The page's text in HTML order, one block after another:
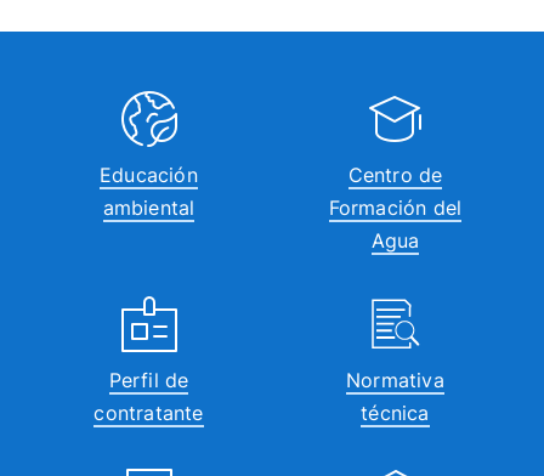
Educación
ambiental
Centro de
Formación del
Agua
Perfil de
contratante
Normativa
técnica